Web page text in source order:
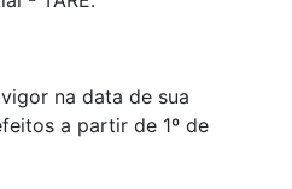
na data de sua
a partir de 1º de